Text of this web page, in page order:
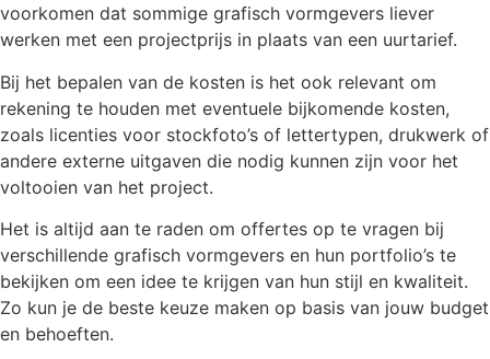
voorkomen dat sommige grafisch vormgevers liever
werken met een projectprijs in plaats van een uurtarief.
Bij het bepalen van de kosten is het ook relevant om
rekening te houden met eventuele bijkomende kosten,
zoals licenties voor stockfoto’s of lettertypen, drukwerk of
andere externe uitgaven die nodig kunnen zijn voor het
voltooien van het project.
Het is altijd aan te raden om offertes op te vragen bij
verschillende grafisch vormgevers en hun portfolio’s te
bekijken om een idee te krijgen van hun stijl en kwaliteit.
Zo kun je de beste keuze maken op basis van jouw budget
en behoeften.